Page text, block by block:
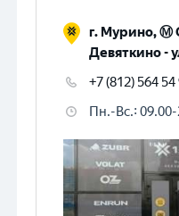
г. Мурино,
Девяткино -
+7 (812) 564 54
Пн.-Вс.: